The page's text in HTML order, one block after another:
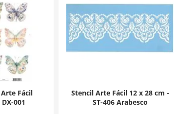
Fácil
001
Stencil Arte Fácil 12 x 28 cm -
ST-406 Arabesco